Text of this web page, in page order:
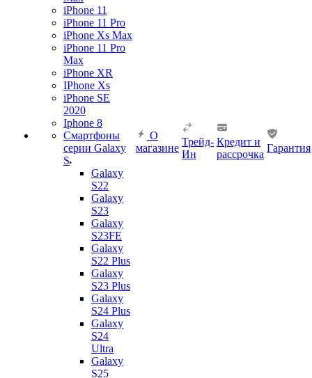
iPhone 11
iPhone 11 Pro
iPhone Xs Max
iPhone 11 Pro
Max
iPhone XR
IPhone Xs
iPhone SE
2020
Iphone 8
Смартфоны
серии Galaxy
S
Galaxy
S22
Galaxy
S23
Galaxy
S23FE
Galaxy
S22 Plus
Galaxy
S23 Plus
Galaxy
S24 Plus
Galaxy
S24
Ultra
Galaxy
S25
О
магазине
Трейд-
Ин
Кредит и
рассрочка
Гарантия